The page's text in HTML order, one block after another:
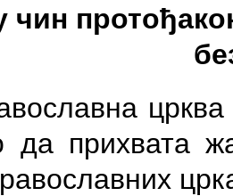
да прихвата
равославних